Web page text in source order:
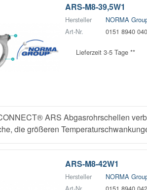
ARS-M8-39,5W1
Hersteller
NORMA
Art-Nr.
0151 8940 040
Lieferzeit 3-5 Tage **
ARS Abgasrohrschellen
die größeren
ARS-M8-42W1
Hersteller
NORMA